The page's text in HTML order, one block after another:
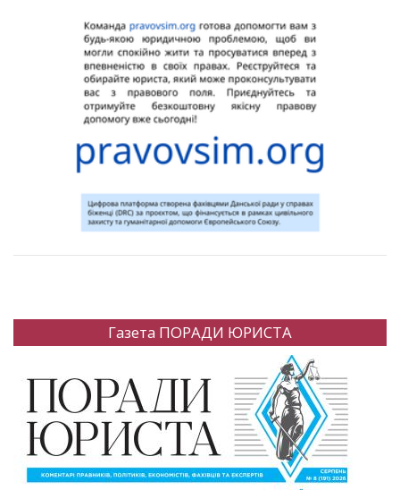
Газета ПОРАДИ ЮРИСТА